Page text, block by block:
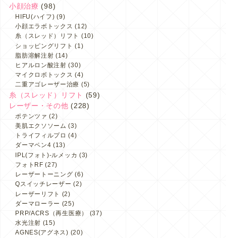
小顔治療 (98)
HIFU(ハイフ) (9)
小顔エラボトックス (12)
糸（スレッド）リフト (10)
ショッピングリフト (1)
脂肪溶解注射 (14)
ヒアルロン酸注射 (30)
マイクロボトックス (4)
二重アゴレーザー治療 (5)
糸（スレッド）リフト
(59)
レーザー・その他 (228)
ポテンツァ (2)
美肌エクソソーム (3)
トライフィルプロ (4)
ダーマペン4 (13)
IPL(フォト)-ルメッカ (3)
フォトRF (27)
レーザートーニング (6)
Qスイッチレーザー (2)
レーザーリフト (2)
ダーマローラー (25)
PRP/ACRS（再生医療）
(37)
水光注射 (15)
AGNES(アグネス) (20)